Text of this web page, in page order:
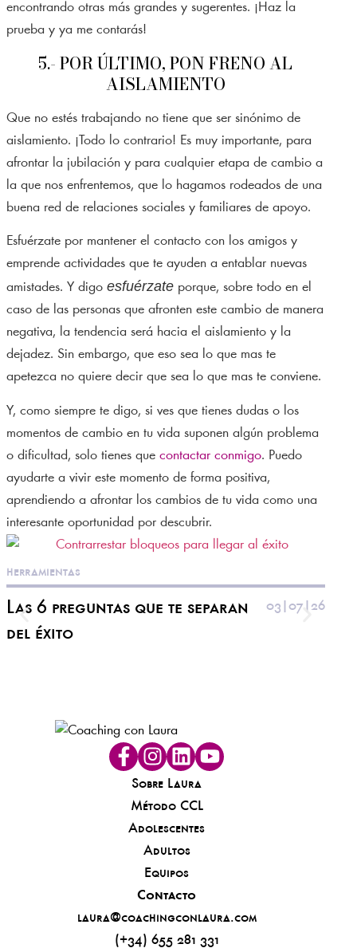
encontrando otras más grandes y sugerentes. ¡Haz la
prueba y ya me contarás!
5.- POR ÚLTIMO, PON FRENO AL
AISLAMIENTO
Que no estés trabajando no tiene que ser sinónimo de
aislamiento. ¡Todo lo contrario! Es muy importante, para
afrontar la jubilación y para cualquier etapa de cambio a
la que nos enfrentemos, que lo hagamos rodeados de una
buena red de relaciones sociales y familiares de apoyo.
Esfuérzate por mantener el contacto con los amigos y
emprende actividades que te ayuden a entablar nuevas
amistades. Y digo esfuérzate porque, sobre todo en el
caso de las personas que afronten este cambio de manera
negativa, la tendencia será hacia el aislamiento y la
dejadez. Sin embargo, que eso sea lo que mas te
apetezca no quiere decir que sea lo que mas te conviene.
Y, como siempre te digo, si ves que tienes dudas o los
momentos de cambio en tu vida suponen algún problema
o dificultad, solo tienes que contactar conmigo. Puedo
ayudarte a vivir este momento de forma positiva,
aprendiendo a afrontar los cambios de tu vida como una
interesante oportunidad por descubrir.
herramientas
03|07|26
Las 6 preguntas que te separan
del éxito
Sobre Laura
Método CCL
Adolescentes
Adultos
Equipos
Contacto
laura@coachingconlaura.com
(+34) 655 281 331